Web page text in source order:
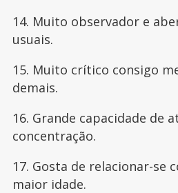
14. Muito observador e
usuais.
15. Muito crítico consigo
demais.
16. Grande capacidade de
concentração.
17. Gosta de relacionar-se
maior idade.